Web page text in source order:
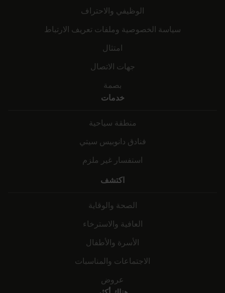
الوظيفي والاحتراف
سياسة الخصوصية وملفات تعريف الارتباط
امتثال
جهات الاتصال
بصمة
خدمات
منطقة سياحية
فنادق دانوبيس سيتي
استفسار غير ملزم
اكتشف
الصحة والوقاية
العافية والاسترخاء
الأسرة والأطفال
الاجتماعات والمناسبات
عروض